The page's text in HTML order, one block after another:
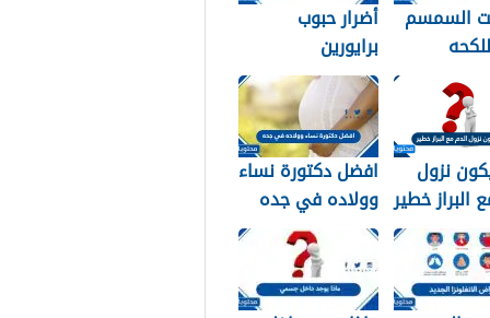
السمسم
أضرار حبوب
برايورين
نزول
البراز خطير
افضل دكتورة نساء
وولاده في جده
2026